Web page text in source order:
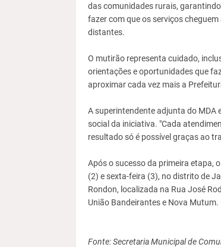
das comunidades rurais,
fazer com que os serviços
distantes.
O mutirão representa cuidado,
orientações e oportunidades que
aproximar cada vez mais a
A superintendente adjunta do MDA
social da iniciativa. "Cada
resultado só é possível graças ao
Após o sucesso da primeira etapa,
(2) e sexta-feira (3), no distrito de
Rondon, localizada na Rua José
União Bandeirantes e Nova Mutum.
Fonte: Secretaria Municipal de